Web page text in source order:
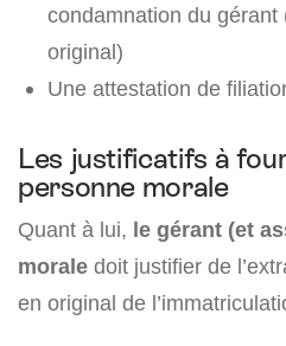
condamnation du gérant
original)
Une attestation de
Les justificatifs à
personne morale
Quant à lui, le gérant (et
morale doit justifier de
en original de